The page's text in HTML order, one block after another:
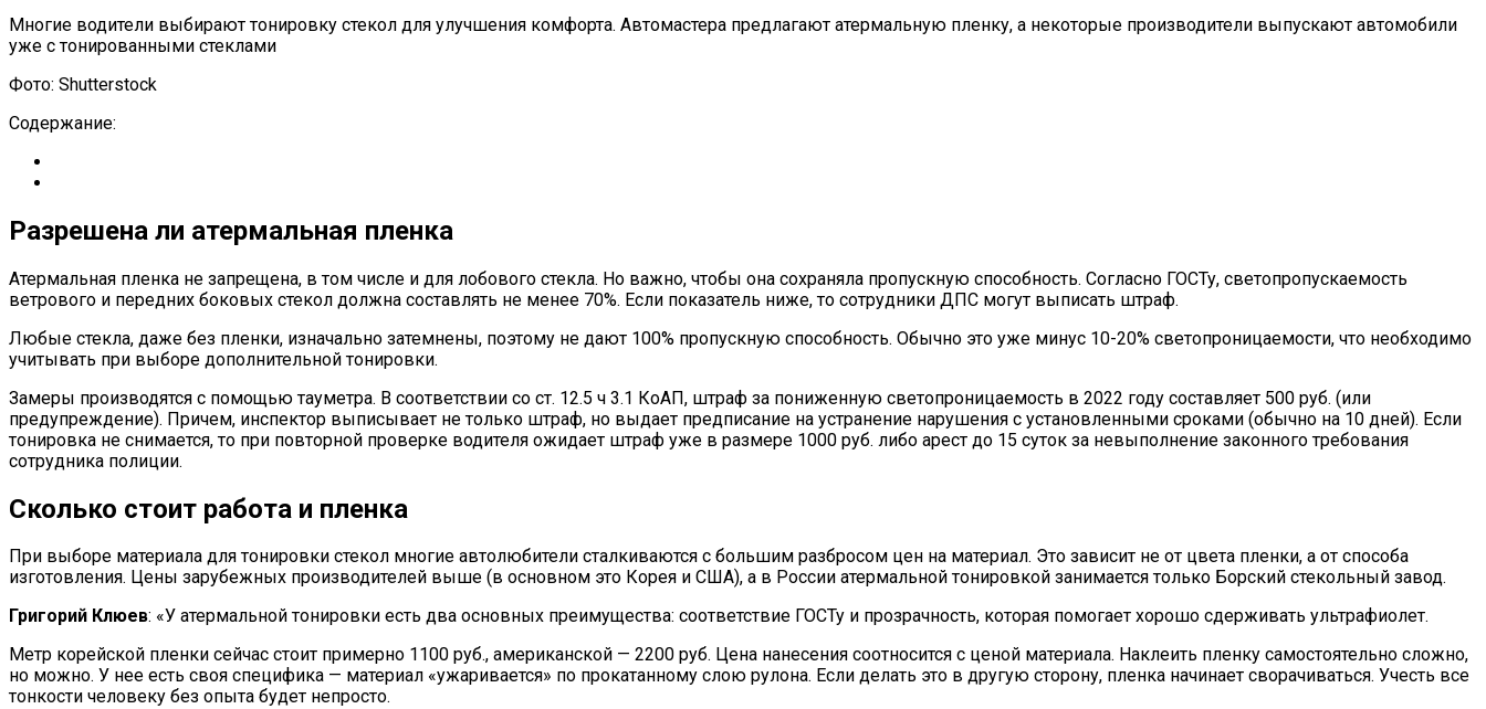
Многие водители выбирают тонировку стекол для улучшения комфорта. Автомастера предлагают атермальную пленку, а некоторые производители выпускают автомобили
уже с тонированными стеклами
Фото: Shutterstock
Содержание:
Разрешена ли атермальная пленка
Атермальная пленка не запрещена, в том числе и для лобового стекла. Но важно, чтобы она сохраняла пропускную способность. Согласно ГОСТу, светопропускаемость
ветрового и передних боковых стекол должна составлять не менее 70%. Если показатель ниже, то сотрудники ДПС могут выписать штраф.
Любые стекла, даже без пленки, изначально затемнены, поэтому не дают 100% пропускную способность. Обычно это уже минус 10-20% светопроницаемости, что необходимо
учитывать при выборе дополнительной тонировки.
Замеры производятся с помощью тауметра. В соответствии со ст. 12.5 ч 3.1 КоАП, штраф за пониженную светопроницаемость в 2022 году составляет 500 руб. (или
предупреждение). Причем, инспектор выписывает не только штраф, но выдает предписание на устранение нарушения с установленными сроками (обычно на 10 дней). Если
тонировка не снимается, то при повторной проверке водителя ожидает штраф уже в размере 1000 руб. либо арест до 15 суток за невыполнение законного требования
сотрудника полиции.
Сколько стоит работа и пленка
При выборе материала для тонировки стекол многие автолюбители сталкиваются с большим разбросом цен на материал. Это зависит не от цвета пленки, а от способа
изготовления. Цены зарубежных производителей выше (в основном это Корея и США), а в России атермальной тонировкой занимается только Борский стекольный завод.
Григорий Клюев: «У атермальной тонировки есть два основных преимущества: соответствие ГОСТу и прозрачность, которая помогает хорошо сдерживать ультрафиолет.
Метр корейской пленки сейчас стоит примерно 1100 руб., американской — 2200 руб. Цена нанесения соотносится с ценой материала. Наклеить пленку самостоятельно сложно,
но можно. У нее есть своя специфика — материал «ужаривается» по прокатанному слою рулона. Если делать это в другую сторону, пленка начинает сворачиваться. Учесть все
тонкости человеку без опыта будет непросто.